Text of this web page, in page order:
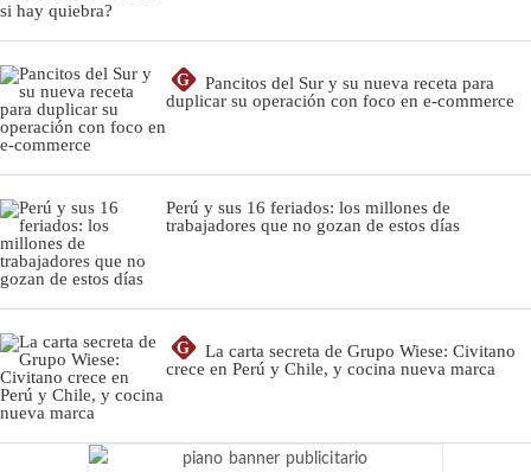
G
Pancitos del Sur y su nueva receta para
duplicar su operación con foco en e-commerce
Perú y sus 16 feriados: los millones de
trabajadores que no gozan de estos días
G
La carta secreta de Grupo Wiese: Civitano
crece en Perú y Chile, y cocina nueva marca